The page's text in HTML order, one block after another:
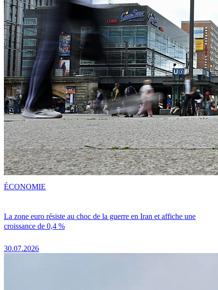
La zone euro résiste au choc de la guerre en Iran et affiche une
croissance de 0,4 %
30.07.2026
ÉCONOMIE